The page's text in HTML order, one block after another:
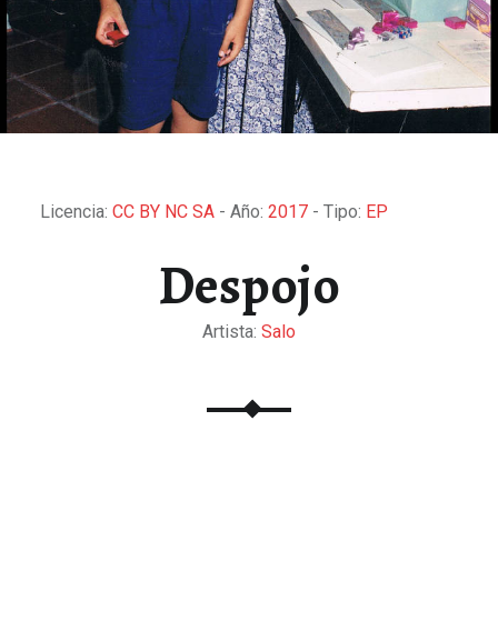
Licencia: CC BY NC SA- Año: 2017- Tipo: EP
Despojo
Artista: Salo